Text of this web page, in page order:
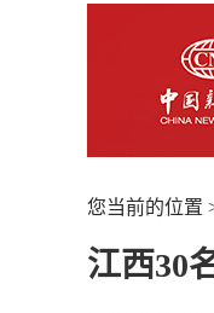
您当前的位置
江西30